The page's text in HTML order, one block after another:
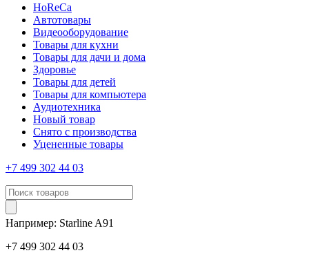
HoReCa
Автотовары
Видеооборудование
Товары для кухни
Товары для дачи и дома
Здоровье
Товары для детей
Товары для компьютера
Аудиотехника
Новый товар
Снято с производства
Уцененные товары
+7 499 302 44 03
Например: Starline A91
+7 499 302 44 03